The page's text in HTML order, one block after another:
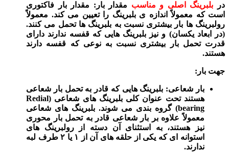
در بلبرینگ اصلی و مناسب مقدار بار: مقدار بار فاکتوری
است که معمولاً اندازه ی بلبرینگ را تعیین می‌ کند. معمولاً
رولبرینگ ها بار بیشتری نسبت به بلبرینگ ها تحمل می‌ کنند.
(در ابعاد یکسان) و نیز بلبرینگ هایی که قفسه ندارند دارای
قدرت تحمل بار بیشتری نسبت‌ به نوعی که قفسه دارند
هستند.
جهت بار:
بار شعاعی: بلبرینگ هایی که قادر به تحمل بار شعاعی
هستند تحت عنوان کلی بلبرینگ های شعاعی (Redial
bearing) گروه‌ بندی می‌ شوند. بلبرینگ های شعاعی
معمولاً علاوه‌ بر بار شعاعی قادر به تحمل بار محوری
نیز هستند، به ‌استثنای آن دسته از رولبرینگ های
استوانه‌ ای که یکی از حلقه‌ های آن از ۱ یا ۲ طرف لبه
ندارند.